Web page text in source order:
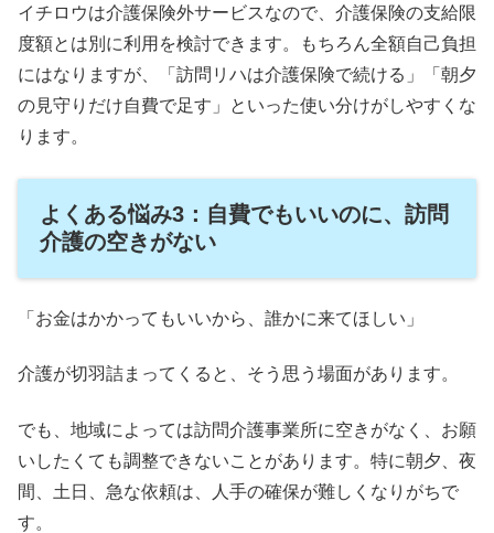
イチロウは介護保険外サービスなので、介護保険の支給限
度額とは別に利用を検討できます。もちろん全額自己負担
にはなりますが、「訪問リハは介護保険で続ける」「朝夕
の見守りだけ自費で足す」といった使い分けがしやすくな
ります。
よくある悩み3：自費でもいいのに、訪問
介護の空きがない
「お金はかかってもいいから、誰かに来てほしい」
介護が切羽詰まってくると、そう思う場面があります。
でも、地域によっては訪問介護事業所に空きがなく、お願
いしたくても調整できないことがあります。特に朝夕、夜
間、土日、急な依頼は、人手の確保が難しくなりがちで
す。